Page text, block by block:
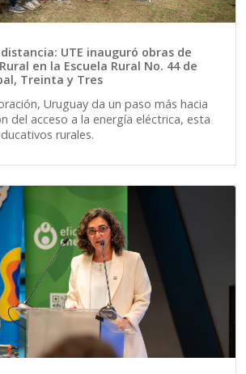
UTE inauguró obras de
en la Escuela Rural No. 44 de
Treinta y Tres
Uruguay da un paso más hacia
del acceso a la energía eléctrica, esta
rurales.